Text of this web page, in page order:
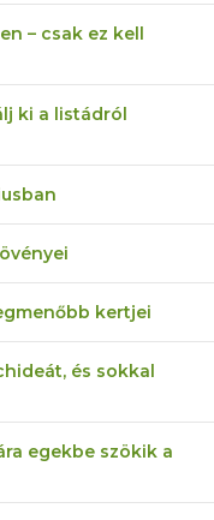
– csak ez kell
ki a listádról
kertjei
és sokkal
egekbe szökik a